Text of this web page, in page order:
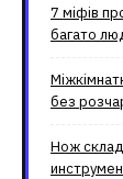
7 міфів
багато
без
Нож